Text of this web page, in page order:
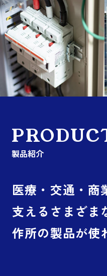
製品紹介
医療・交通・商
支えるさまざま
作所の製品が使